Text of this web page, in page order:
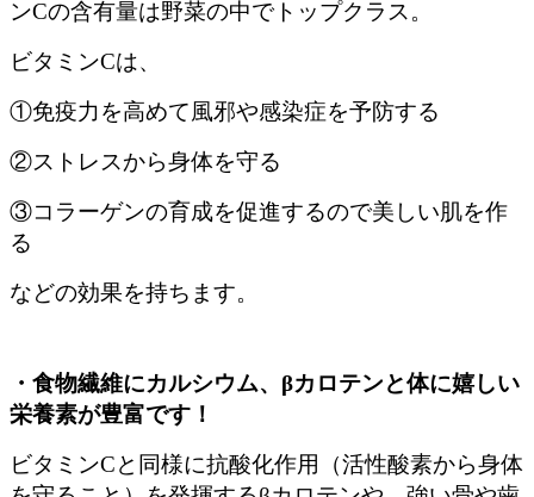
ンCの含有量は野菜の中でトップクラス。
ビタミンCは、
①免疫力を高めて風邪や感染症を予防する
②ストレスから身体を守る
③コラーゲンの育成を促進するので美しい肌を作
る
などの効果を持ちます。
・食物繊維にカルシウム、βカロテンと体に嬉しい
栄養素が豊富です！
ビタミンCと同様に抗酸化作用（活性酸素から身体